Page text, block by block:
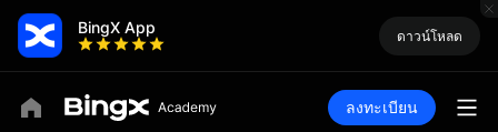
BingX App ดาวน์โหลด
ลงทะเบียน